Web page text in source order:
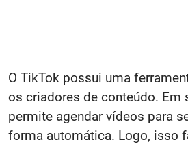
O TikTok possui uma
os criadores de conteúdo. Em
permite agendar vídeos para
forma automática. Logo, isso